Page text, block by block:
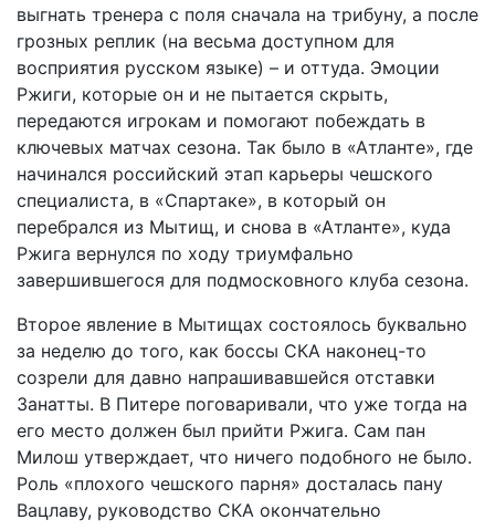
выгнать тренера с поля сначала на трибуну, а после
грозных реплик (на весьма доступном для
восприятия русском языке) – и оттуда. Эмоции
Ржиги, которые он и не пытается скрыть,
передаются игрокам и помогают побеждать в
ключевых матчах сезона. Так было в «Атланте», где
начинался российский этап карьеры чешского
специалиста, в «Спартаке», в который он
перебрался из Мытищ, и снова в «Атланте», куда
Ржига вернулся по ходу триумфально
завершившегося для подмосковного клуба сезона.
Второе явление в Мытищах состоялось буквально
за неделю до того, как боссы СКА наконец-то
созрели для давно напрашивавшейся отставки
Занатты. В Питере поговаривали, что уже тогда на
его место должен был прийти Ржига. Сам пан
Милош утверждает, что ничего подобного не было.
Роль «плохого чешского парня» досталась пану
Вацлаву, руководство СКА окончательно